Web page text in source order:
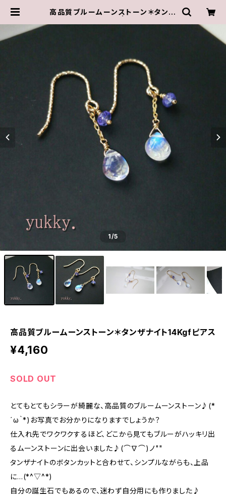
高品質ブルームーンストーン＊タンザ
1/5
高品質ブルームーンストーン＊タンザナイト14Kgfピアス
¥4,160
SOLD OUT
とてもとてもシラーが綺麗な、高品質のブルームーンストーン♪(*
´ω｀*)お写真でお分かりになりますでしょうか？
仕入れ先でワクワクするほど、どこから見てもブルーがハッキリ出
るムーンストーンに出会いました♪(⌒∇⌒)ノ""
タンザナイトのボタンカットと合わせて、シンプルながらも、上品
に…(*^▽^*)
自分の誕生石でもあるので、迷わず自分用にも作りました♪